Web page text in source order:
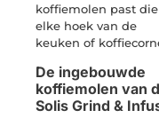
koffiemolen past
elke hoek van de
keuken of
De ingebouwde
koffiemolen van
Solis Grind &